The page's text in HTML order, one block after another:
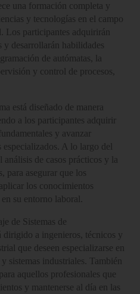
una formación completa y
y tecnologías en el campo
Los participantes adquirirán
desarrollarán habilidades
de autómatas, la
y control de procesos,
está diseñado de manera
a los participantes adquirir
y avanzar
A lo largo del
análisis de casos prácticos y la
para asegurar que los
los conocimientos
su entorno laboral.
de Sistemas de
a ingenieros, técnicos y
que deseen especializarse en
sistemas industriales. También
aquellos profesionales que
y mantenerse al día en las